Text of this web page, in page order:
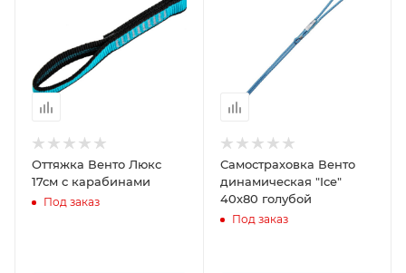
Оттяжка Венто Люкс
17см с карабинами
Под заказ
Самостраховка Венто
динамическая "Ice"
40х80 голубой
Под заказ